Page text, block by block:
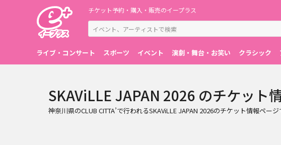
チケット予約・購入・販売のイープラス
ライブ・コンサート スポーツ イベント 演劇・舞台・お笑い クラシック
SKAViLLE JAPAN 2026 のチケット
神奈川県のCLUB CITTA’で行われるSKAViLLE JAPAN 2026のチケット情報ペ